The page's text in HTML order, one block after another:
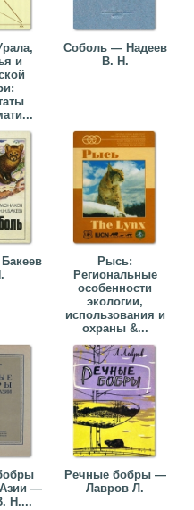
и
Соболь — Надеев
В. Н.
Рысь:
Региональные
особенности
экологии,
использования и
охраны &...
—
Н....
Речные бобры —
Лавров Л.